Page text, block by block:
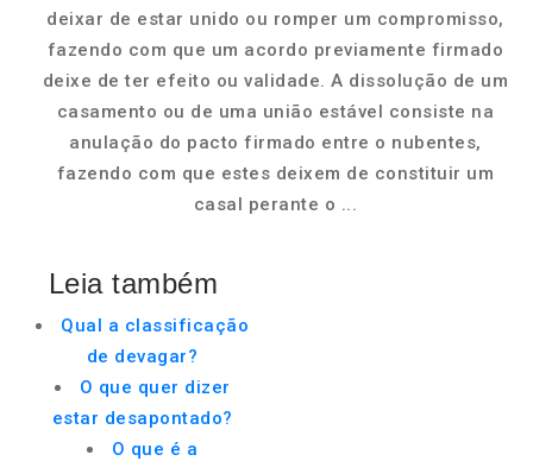
deixar de estar unido ou romper um compromisso,
fazendo com que um acordo previamente firmado
deixe de ter efeito ou validade. A dissolução de um
casamento ou de uma união estável consiste na
anulação do pacto firmado entre o nubentes,
fazendo com que estes deixem de constituir um
casal perante o ...
Leia também
Qual a classificação
de devagar?
O que quer dizer
estar desapontado?
O que é a